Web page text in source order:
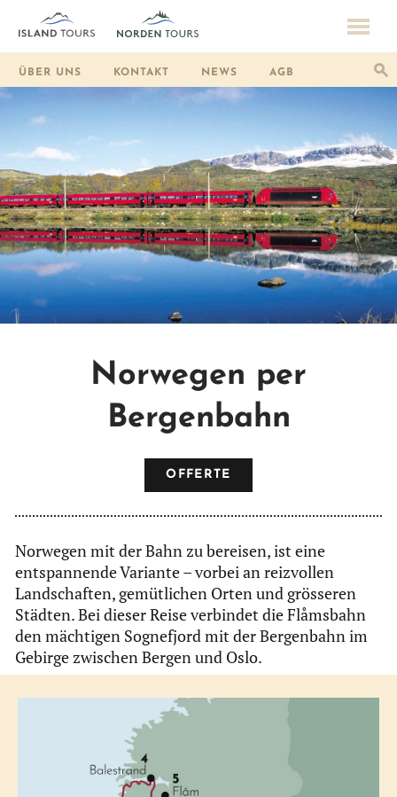
ÜBER UNS KONTAKT NEWS AGB
Norwegen per
Bergenbahn
OFFERTE
Norwegen mit der Bahn zu bereisen, ist eine
entspannende Variante – vorbei an reizvollen
Landschaften, gemütlichen Orten und grösseren
Städten. Bei dieser Reise verbindet die Flåmsbahn
den mächtigen Sognefjord mit der Bergenbahn im
Gebirge zwischen Bergen und Oslo.